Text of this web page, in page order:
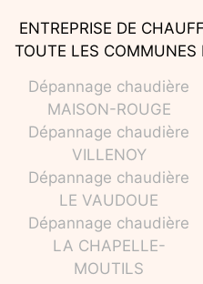
ENTREPRISE DE
TOUTE LES COMMUNES
Dépannage chaudière
MAISON-ROUGE
Dépannage chaudière
VILLENOY
Dépannage chaudière
LE VAUDOUE
Dépannage chaudière
LA CHAPELLE-
MOUTILS